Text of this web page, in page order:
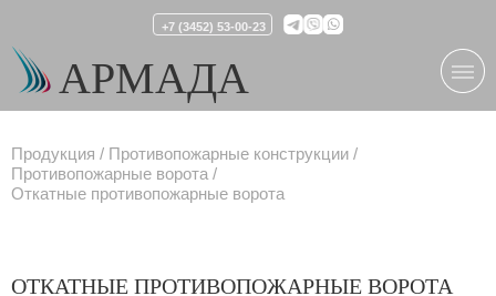
АРМАДА
+7 (3452) 53-00-23
Продукция
Противопожарные конструкции
Противопожарные ворота
Откатные противопожарные ворота
ОТКАТНЫЕ ПРОТИВОПОЖАРНЫЕ ВОРОТА